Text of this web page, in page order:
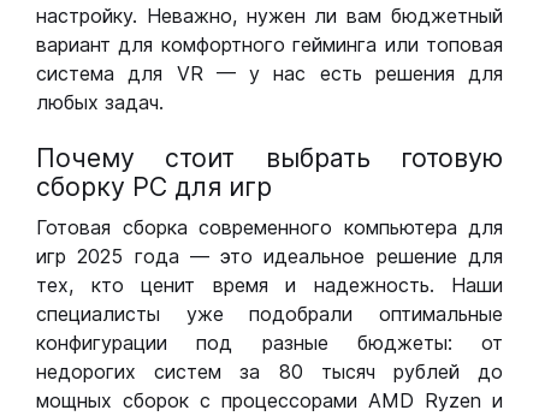
настройку. Неважно, нужен ли вам бюджетный
вариант для комфортного гейминга или топовая
система для VR — у нас есть решения для
любых задач.
Почему стоит выбрать готовую
сборку РС для игр
Готовая сборка современного компьютера для
игр 2025 года — это идеальное решение для
тех, кто ценит время и надежность. Наши
специалисты уже подобрали оптимальные
конфигурации под разные бюджеты: от
недорогих систем за 80 тысяч рублей до
мощных сборок с процессорами AMD Ryzen и